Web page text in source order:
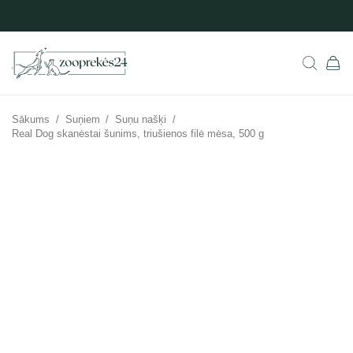
Sākums / Suņiem / Suņu našķi /
Real Dog skanėstai šunims, triušienos filė mėsa, 500 g